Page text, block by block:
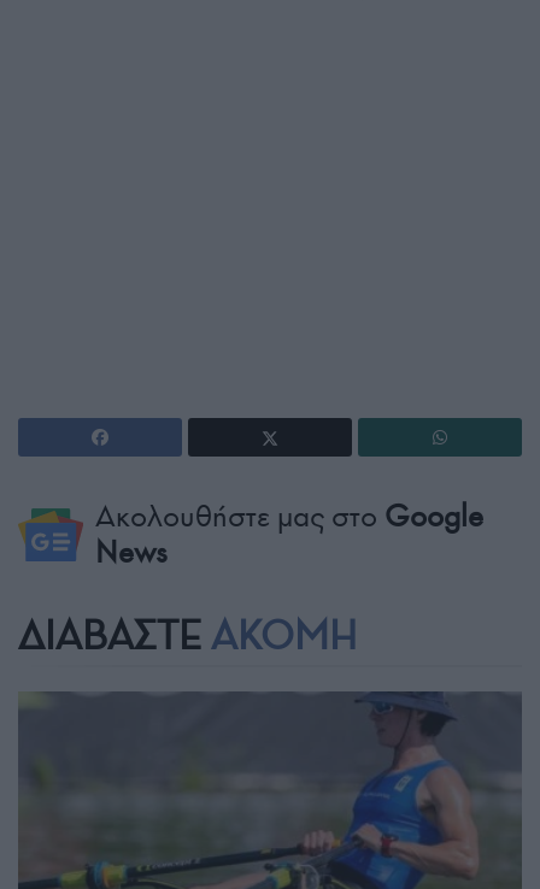
Ακολουθήστε μας στο Google
News
ΔΙΑΒΑΣΤΕ ΑΚΟΜΗ